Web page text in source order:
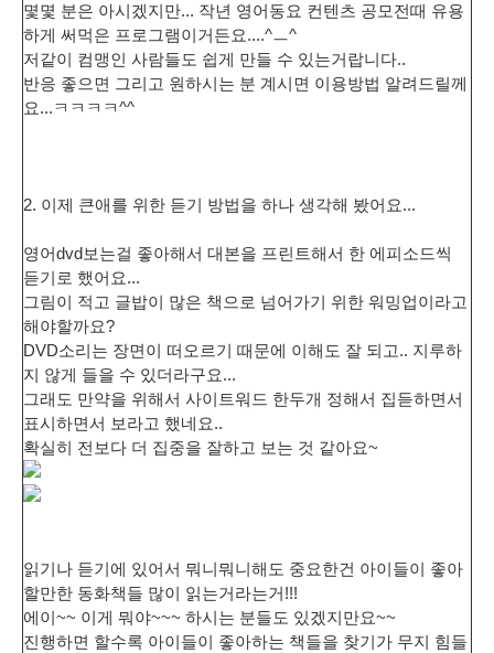
몇몇 분은 아시겠지만... 작년 영어동요 컨텐츠 공모전때 유용
하게 써먹은 프로그램이거든요....^ㅡ^
저같이 컴맹인 사람들도 쉽게 만들 수 있는거랍니다..
반응 좋으면 그리고 원하시는 분 계시면 이용방법 알려드릴께
요...ㅋㅋㅋㅋ^^
2. 이제 큰애를 위한 듣기 방법을 하나 생각해 봤어요...
영어dvd보는걸 좋아해서 대본을 프린트해서 한 에피소드씩
듣기로 했어요...
그림이 적고 글밥이 많은 책으로 넘어가기 위한 워밍업이라고
해야할까요?
DVD소리는 장면이 떠오르기 때문에 이해도 잘 되고.. 지루하
지 않게 들을 수 있더라구요...
그래도 만약을 위해서 사이트워드 한두개 정해서 집듣하면서
표시하면서 보라고 했네요..
확실히 전보다 더 집중을 잘하고 보는 것 같아요~
읽기나 듣기에 있어서 뭐니뭐니해도 중요한건 아이들이 좋아
할만한 동화책들 많이 읽는거라는거!!!
에이~~ 이게 뭐야~~~ 하시는 분들도 있겠지만요~~
진행하면 할수록 아이들이 좋아하는 책들을 찾기가 무지 힘들